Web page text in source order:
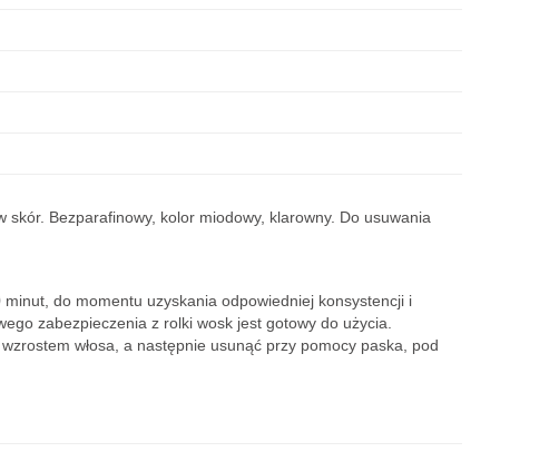
Bezparafinowy, kolor miodowy, klarowny. Do usuwania
do momentu uzyskania odpowiedniej konsystencji i
zabezpieczenia z rolki wosk jest gotowy do użycia.
włosa, a następnie usunąć przy pomocy paska, pod